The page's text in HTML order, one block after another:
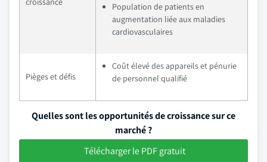
Population de patients en
augmentation liée aux maladies
cardiovasculaires
Pièges et défis
Coût élevé des appareils et pénurie
de personnel qualifié
Quelles sont les opportunités de croissance sur ce
marché ?
Télécharger le PDF gratuit